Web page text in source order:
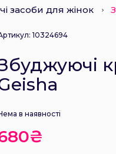
засоби для жінок
10324694
в наявності